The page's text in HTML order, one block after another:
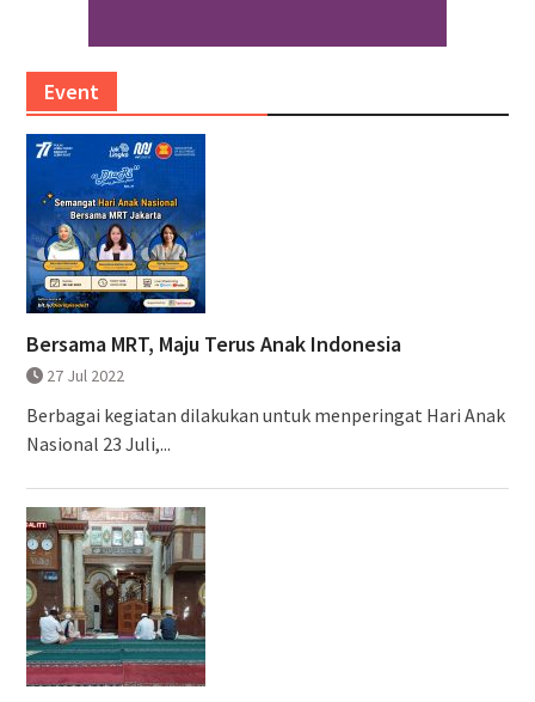
Event
Bersama MRT, Maju Terus Anak Indonesia
27 Jul 2022
Berbagai kegiatan dilakukan untuk menperingat Hari Anak
Nasional 23 Juli,...